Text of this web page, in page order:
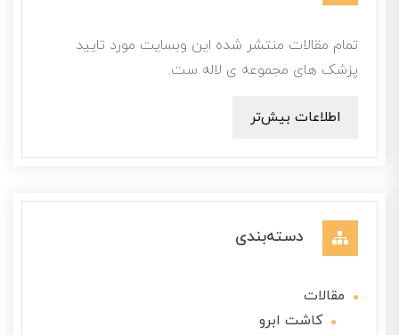
تمام مقالات منتشر شده این وبسایت مورد تایید
پزشک های مجموعه ی لاله ست.
اطلاعات بیش‌تر
دسته‌بندی
مقالات
کاشت ابرو